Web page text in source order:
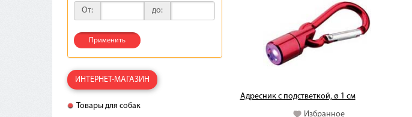
Адресник c подстветкой, ø 1 см
Избранное
От: до:
Применить
ИНТЕРНЕТ-МАГАЗИН
Товары для собак